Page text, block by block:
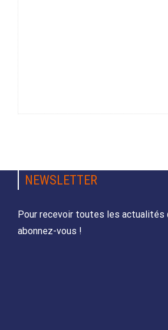
NEWSLETTER
Pour recevoir toutes les actualités
abonnez-vous !